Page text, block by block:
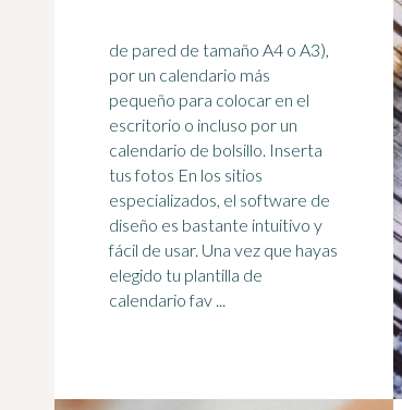
de pared de tamaño A4 o A3),
por un calendario más
pequeño para colocar en el
escritorio o incluso por un
calendario de bolsillo. Inserta
tus fotos En los sitios
especializados, el software de
diseño es bastante intuitivo y
fácil de usar. Una vez que hayas
elegido tu plantilla de
calendario fav ...